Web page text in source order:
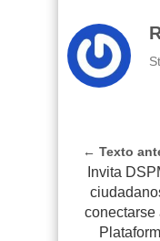
← Texto
Invita
conectarse